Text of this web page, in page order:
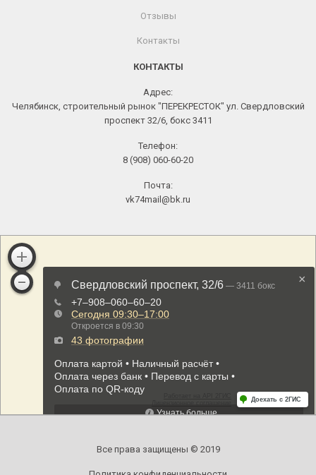
Отзывы
Контакты
КОНТАКТЫ
Адрес:
Челябинск, строительный рынок "ПЕРЕКРЕСТОК" ул. Свердловский
проспект 32/6, бокс 3411
Телефон:
8 (908) 060-60-20
Почта:
vk74mail@bk.ru
Все права защищены © 2019